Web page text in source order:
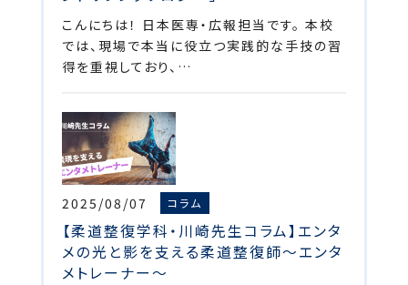
こんにちは！ 日本医専・広報担当です。 本校
では、現場で本当に役立つ実践的な手技の習
得を重視しており、…
2025/08/07 コラム
【柔道整復学科・川崎先生コラム】エンタ
メの光と影を支える柔道整復師～エンタ
メトレーナー～